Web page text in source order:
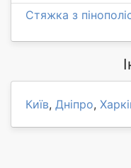
Стяжка з
Київ, Дніпро,